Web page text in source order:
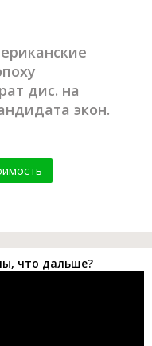
дис. на
экон.
что дальше?